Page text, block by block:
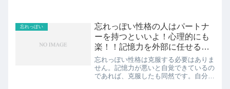
忘れっぽい
忘れっぽい性格の人はパートナ
ーを持つといいよ！心理的にも
楽！！記憶力を外部に任せる方
法3コ
忘れっぽい性格は克服する必要はありま
せん。記憶力が悪いと自覚できているの
であれば、克服したも同然です。自分が